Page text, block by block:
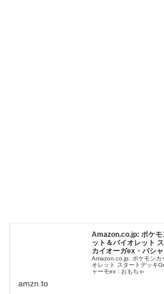
Amazon.co.jp: ポケモ
ット＆バイオレット
カイオーガex・バシ
Amazon.co.jp: ポケモンカ
オレット スタートデッキ
ャーモex : おもちゃ
amzn.to